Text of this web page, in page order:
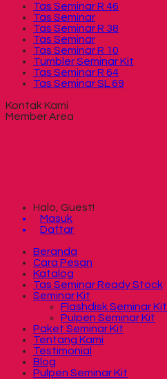
Tas Seminar R 46
Tas Seminar
Tas Seminar R 38
Tas Seminar
Tas Seminar R 10
Tumbler Seminar Kit
Tas Seminar R 64
Tas Seminar SL 69
Kontak Kami
Member Area
Halo, Guest!
Masuk
Daftar
Beranda
Cara Pesan
Katalog
Tas Seminar Ready Stock
Seminar Kit
Flashdisk Seminar Kit
Pulpen Seminar Kit
Paket Seminar Kit
Tentang Kami
Testimonial
Blog
Pulpen Seminar Kit